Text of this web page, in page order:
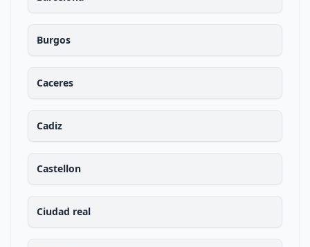
Burgos
Caceres
Cadiz
Castellon
Ciudad real